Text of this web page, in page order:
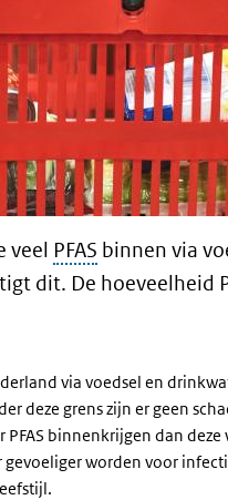
veel PFAS binnen via
dit. De hoeveelheid
via voedsel en
deze grens zijn er geen
binnenkrijgen dan
worden voor